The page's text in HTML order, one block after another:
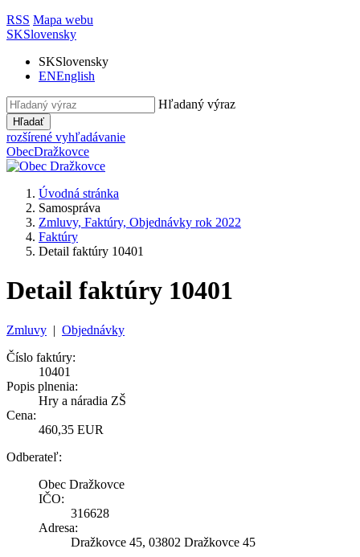
RSS Mapa webu
SKSlovensky
SKSlovensky
ENEnglish
Hľadaný výraz
Hľadať
rozšírené vyhľadávanie
ObecDražkovce
Úvodná stránka
Samospráva
Zmluvy, Faktúry, Objednávky rok 2022
Faktúry
Detail faktúry 10401
Detail faktúry 10401
Zmluvy | Objednávky
Číslo faktúry:
10401
Popis plnenia:
Hry a náradia ZŠ
Cena:
460,35 EUR
Odberateľ:
Obec Dražkovce
IČO:
316628
Adresa:
Dražkovce 45, 03802 Dražkovce 45